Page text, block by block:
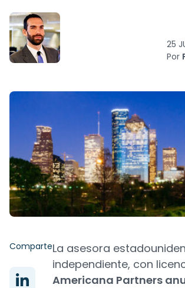
25
Por
ComparteLa asesora
independiente, con
Americana Partners